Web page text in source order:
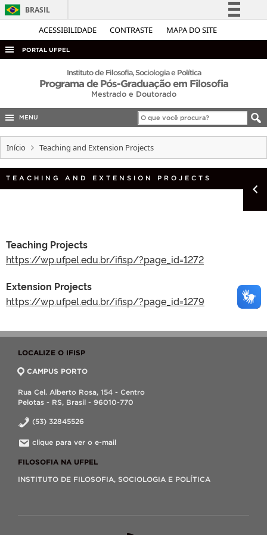
ACESSIBILIDADE CONTRASTE MAPA DO SITE
BRASIL
Simplifique!
Acesso à informação
Canais
PORTAL UFPEL
ACESSO À INFORMAÇÃO
AUDITORIA
EDITAIS
Instituto de Filosofia, Sociologia e Política
Programa de Pós-Graduação em Filosofia
Mestrado e Doutorado
MENU
Início Teaching and Extension Projects
TEACHING AND EXTENSION PROJECTS
Teaching Projects
https://wp.ufpel.edu.br/ifisp/?page_id=1272
Extension Projects
https://wp.ufpel.edu.br/ifisp/?page_id=1279
LOCALIZE O IFISP
CAMPUS PORTO
Rua Cel. Alberto Rosa, 154 - Centro
Pelotas - RS, Brasil - 96010-770
(53) 32845526
clique para ver o e-mail
FILOSOFIA NA UFPEL
INSTITUTO DE FILOSOFIA, SOCIOLOGIA E POLÍTICA